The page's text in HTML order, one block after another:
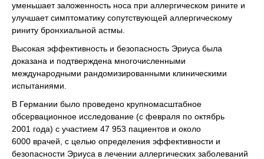
уменьшает заложенность носа при аллергическом рините и
улучшает симптоматику сопутствующей аллергическому
риниту бронхиальной астмы.
Высокая эффективность и безопасность Эриуса была
доказана и подтверждена многочисленными
международными рандомизированными клиническими
испытаниями.
В Германии было проведено крупномасштабное
обсервационное исследование (с февраля по октябрь
2001 года) с участием 47 953 пациентов и около
6000 врачей, с целью определения эффективности и
безопасности Эриуса в лечении аллергических заболеваний